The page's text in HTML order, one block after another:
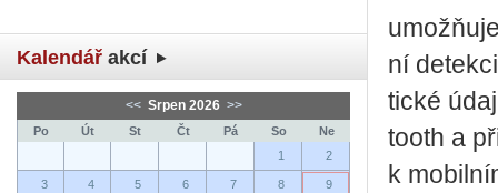
Kalendář akcí
<< Srpen 2026 >>
Po Út St Čt Pá So
Ne
1
2
3 4 5 6 7 8 9
ní
tic­ké
to­o­th a
k